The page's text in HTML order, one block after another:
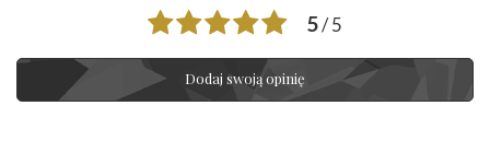
5/ 5
Dodaj swoją opinię